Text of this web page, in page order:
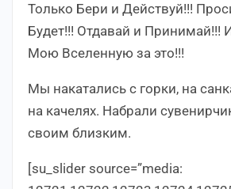
Только Бери и Действуй!!!
Будет!!! Отдавай и Принимай!!!
Мою Вселенную за это!!!
Мы накатались с горки, на
на качелях. Набрали
своим близким.
[su_slider source=”media: